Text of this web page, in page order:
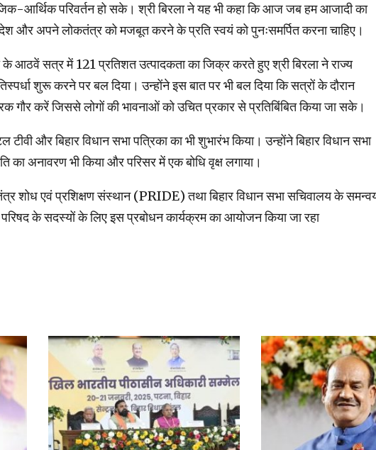
आर्थिक परिवर्तन हो सके। श्री बिरला ने यह भी कहा कि आज जब हम आजादी का
और अपने लोकतंत्र को मजबूत करने के प्रति स्वयं को पुनःसमर्पित करना चाहिए।
आठवें सत्र में 121 प्रतिशत उत्पादकता का जिक्र करते हुए श्री बिरला ने राज्य
शुरू करने पर बल दिया। उन्होंने इस बात पर भी बल दिया कि सत्रों के दौरान
गौर करें जिससे लोगों की भावनाओं को उचित प्रकार से प्रतिबिंबित किया जा सके।
टीवी और बिहार विधान सभा पत्रिका का भी शुभारंभ किया। उन्होंने बिहार विधान सभा
का अनावरण भी किया और परिसर में एक बोधि वृक्ष लगाया।
शोध एवं प्रशिक्षण संस्थान (PRIDE) तथा बिहार विधान सभा सचिवालय के
परिषद के सदस्यों के लिए इस प्रबोधन कार्यक्रम का आयोजन किया जा रहा